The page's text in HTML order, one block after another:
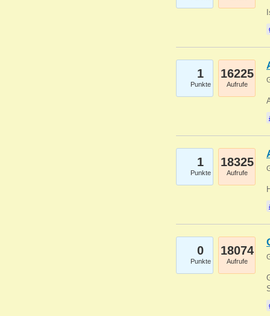
1
Punkte
16225
Aufrufe
1
Punkte
18325
Aufrufe
0
Punkte
18074
Aufrufe